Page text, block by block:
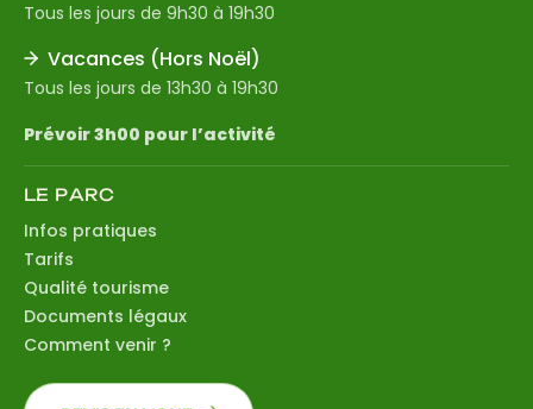
Tous les jours de 9h30 à 19h30
Vacances (Hors Noël)
Tous les jours de 13h30 à 19h30
Prévoir 3h00 pour l’activité
LE PARC
Infos pratiques
Tarifs
Qualité tourisme
Documents légaux
Comment venir ?